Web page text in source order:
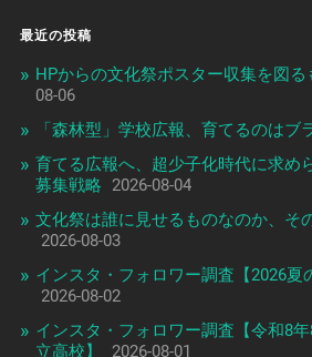
最近の投稿
HPからの文化祭ポスター収集を図
08-06
「森林型」学校広報、育てるのはブ
育てる広報へ、超少子化時代に求め
募集戦略
2026-08-04
文化祭は誰に見せるものなのか、そ
2026-08-03
インスタ・フォロワー調査【2026夏
2026-08-02
インスタ・フォロワー調査【令和8
立高校】
2026-08-01